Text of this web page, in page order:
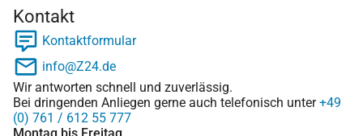
Kontakt
Kontaktformular
info@Z24.de
Wir antworten schnell und zuverlässig.
Bei dringenden Anliegen gerne auch telefonisch unter+49
(0) 761 / 612 55 777